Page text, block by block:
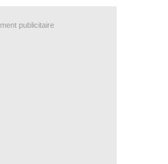
publicitaire